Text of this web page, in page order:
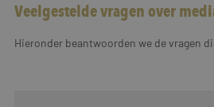
Veelgestelde vragen over
Hieronder beantwoorden we de vragen